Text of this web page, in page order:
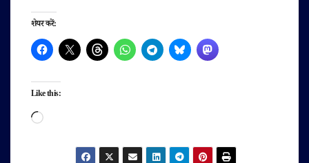
शेयर करें:
Like this:
Loading…